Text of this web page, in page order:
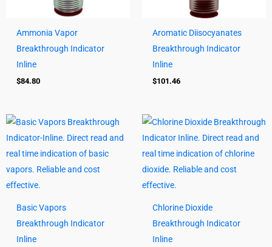
Ammonia Vapor
Breakthrough Indicator
Inline
$84.80
Aromatic Diisocyanates
Breakthrough Indicator
Inline
$101.46
Basic Vapors
Breakthrough Indicator
Inline
Chlorine Dioxide
Breakthrough Indicator
Inline